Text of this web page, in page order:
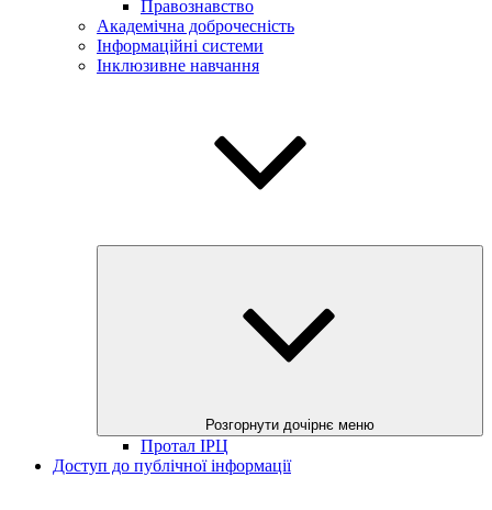
Правознавство
Академічна доброчесність
Інформаційні системи
Інклюзивне навчання
Розгорнути дочірнє меню
Протал ІРЦ
Доступ до публічної інформації